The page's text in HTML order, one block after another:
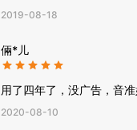
前调音也很方便。
2019-08-18
倆*儿
用了四年了，没广告，音
2020-08-10